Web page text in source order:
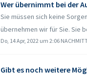
Wer übernimmt bei der
Sie müssen sich keine
übernehmen wir für Sie. Sie
Do, 14 Apr, 2022 um 2:06
Gibt es noch weitere